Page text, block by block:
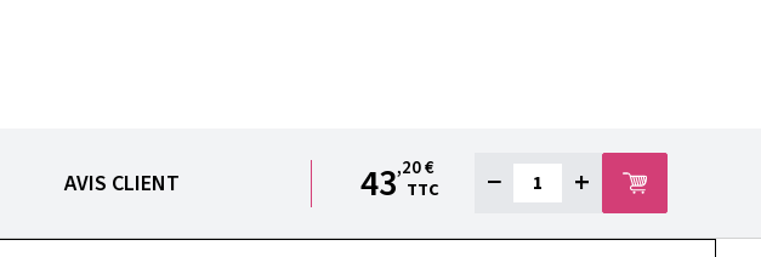
AVIS CLIENT 43,20 €
TTC
− +